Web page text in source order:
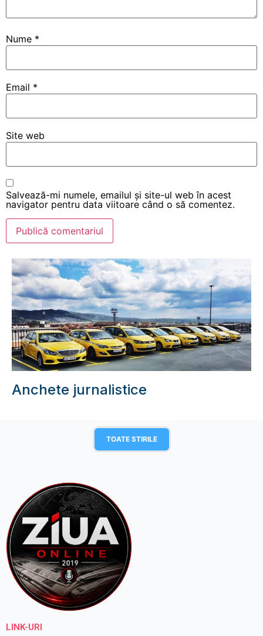
Nume *
Email *
Site web
Salvează-mi numele, emailul și site-ul web în acest
navigator pentru data viitoare când o să comentez.
Anchete jurnalistice
TOATE STIRILE
LINK-URI